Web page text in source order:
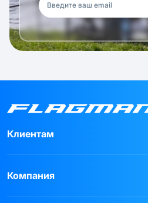
Клиентам
Компания